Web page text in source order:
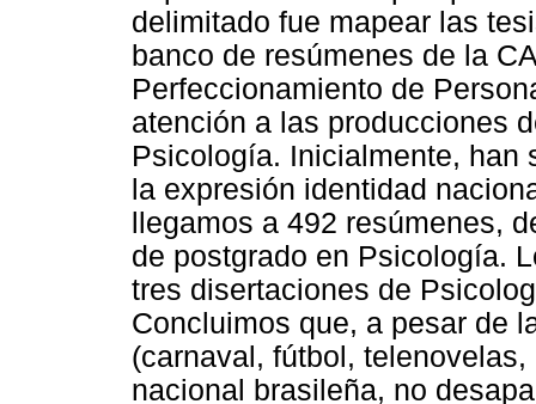
delimitado fue mapear las
banco de resúmenes de la
Perfeccionamiento de
atención a las producciones
Psicología. Inicialmente, han
la expresión identidad
llegamos a 492 resúmenes,
de postgrado en Psicología.
tres disertaciones de
Concluimos que, a pesar de
(carnaval, fútbol,
nacional brasileña, no